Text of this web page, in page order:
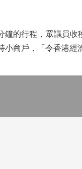
的行程，眾議員收穫
小商戶，「令香港經